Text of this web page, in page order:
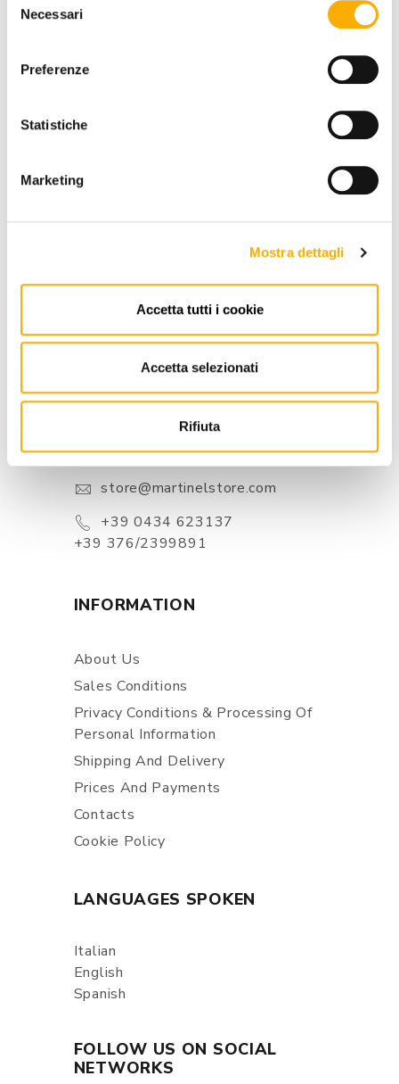
delNecessari
Preferenze
Statistiche
Marketing
Mostra dettagli
Accetta tutti i cookie
Accetta selezionati
Rifiuta
INFORMATION
CONTACTS
Via Pordenone, 1 - Poincicco Di
Zoppola 33080 (PN) - Italia
store@martinelstore.com
+39 0434 623137
+39 376/2399891
INFORMATION
About Us
Sales Conditions
Privacy Conditions & Processing Of
Personal Information
Shipping And Delivery
Prices And Payments
Contacts
Cookie Policy
LANGUAGES SPOKEN
Italian
English
Spanish
FOLLOW US ON SOCIAL
NETWORKS